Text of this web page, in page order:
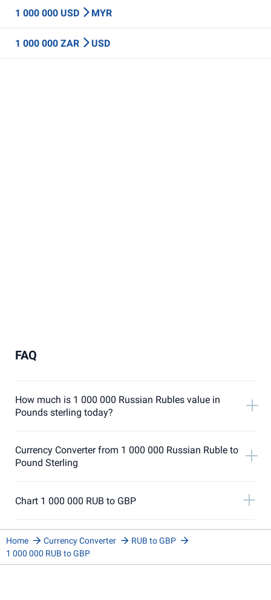
1 000 000 USD MYR
1 000 000 ZAR USD
FAQ
How much is 1 000 000 Russian Rubles value in
Pounds sterling today?
Currency Converter from 1 000 000 Russian Ruble to
Pound Sterling
Chart 1 000 000 RUB to GBP
Home Currency Converter
RUB to GBP
1 000 000 RUB to GBP